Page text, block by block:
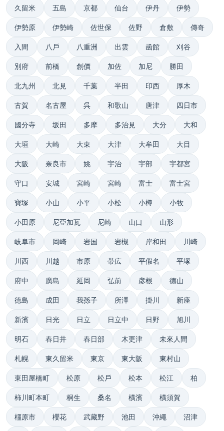
久留米 五島 京都 仙台 伊丹 伊勢
伊勢原 伊勢崎 佐世保 佐野 倉敷 傳奇
入間 八戶 八重洲 出雲 函館 刈谷
別府 前橋 創價 加佐 加尼 勝田
北九州 北見 千葉 半田 印西 厚木
古賀 名古屋 呉 和歌山 唐津 四日市
國分寺 坂田 多摩 多治見 大分 大和
大垣 大崎 大東 大津 大牟田 大目
大阪 奈良市 姚 宇治 宇部 宇都宮
守口 安城 宮崎 宮崎 富士 富士宮
寶塚 小山 小平 小松 小樽 小牧
小田原 尼亞加瓦 尼崎 山口 山形
岐阜市 岡崎 岩国 岩槻 岸和田 川崎
川西 川越 市原 帯広 平假名 平塚
府中 廣島 延岡 弘前 彦根 德山
德島 成田 我孫子 所澤 掛川 新座
新濱 日光 日立 日立中 日野 旭川
明石 春日井 春日部 木更津 未來人間
札幌 東久留米 東京 東大阪 東村山
東田屋橋町 松原 松戶 松本 松江 柏
柿川町本町 桐生 桑名 橫濱 橫須賀
橿原市 櫻花 武藏野 池田 沖繩 沼津